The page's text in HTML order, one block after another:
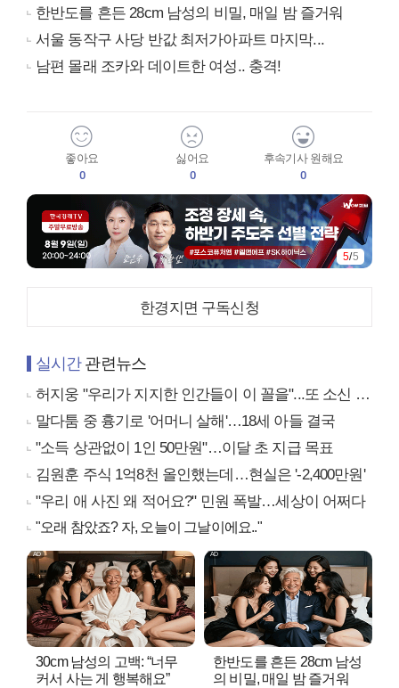
한반도를 흔든 28cm 남성의 비밀, 매일 밤 즐거워
서울 동작구 사당 반값 최저가아파트 마지막...
남편 몰래 조카와 데이트한 여성.. 충격!
좋아요
0
싫어요
0
후속기사 원해요
0
5/5
한경지면 구독신청
실시간관련뉴스
허지웅 "우리가 지지한 인간들이 이 꼴을"...또 소신 발언
말다툼 중 흉기로 '어머니 살해'…18세 아들 결국
"소득 상관없이 1인 50만원"…이달 초 지급 목표
김원훈 주식 1억8천 올인했는데…현실은 '-2,400만원'
"우리 애 사진 왜 적어요?" 민원 폭발…세상이 어쩌다
"오래 참았죠? 자, 오늘이 그날이에요.."
30cm 남성의 고백: “너무
커서 사는 게 행복해요”
한반도를 흔든 28cm 남성
의 비밀, 매일 밤 즐거워